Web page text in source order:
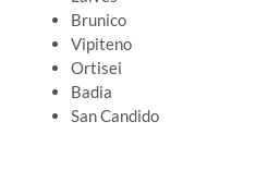
Brunico
Vipiteno
Ortisei
Badia
San Candido